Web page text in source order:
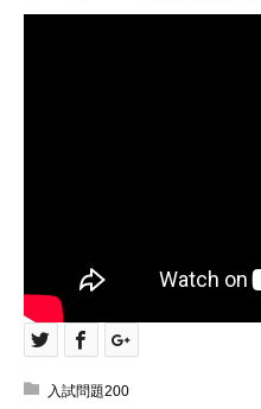
入試問題200